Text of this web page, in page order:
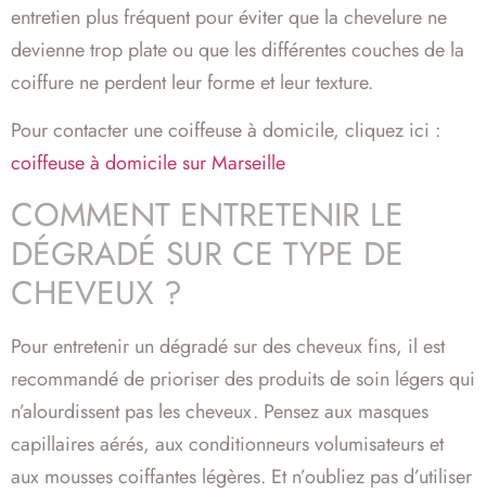
entretien plus fréquent pour éviter que la chevelure ne
devienne trop plate ou que les différentes couches de la
coiffure ne perdent leur forme et leur texture.
Pour contacter une coiffeuse à domicile, cliquez ici :
coiffeuse à domicile sur Marseille
COMMENT ENTRETENIR LE
DÉGRADÉ SUR CE TYPE DE
CHEVEUX ?
Pour entretenir un dégradé sur des cheveux fins, il est
recommandé de prioriser des produits de soin légers qui
n’alourdissent pas les cheveux. Pensez aux masques
capillaires aérés, aux conditionneurs volumisateurs et
aux mousses coiffantes légères. Et n’oubliez pas d’utiliser